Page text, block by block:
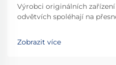
Výrobci originálních
odvětvích spoléhají na
vhodných komponent pro
ovlivňuje spolehlivost
Zobrazit více